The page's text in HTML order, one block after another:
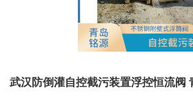
武汉防倒灌自控截污装置浮控恒流阀